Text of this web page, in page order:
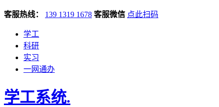
客服热线： 139 1319 1678 客服微信 点此扫码
学工
科研
实习
一网通办
学工系统.